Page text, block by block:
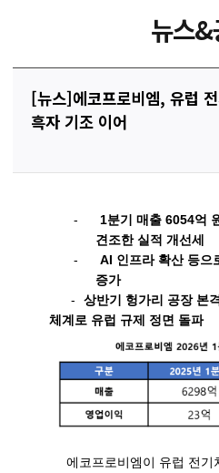
뉴스&
[뉴스]에코프로비엠, 유럽
흑자 기조 이어
- 1분기 매출 6054억
견조한 실적 개선세
-
AI 인프라 확산 등으
증가
-
상반기 헝가리 공장 본
체계로 유럽 규제 정면 돌파
에코프로비엠이 유럽 전기